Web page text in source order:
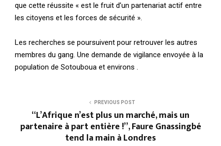
que cette réussite « est le fruit d’un partenariat actif entre
les citoyens et les forces de sécurité ».
Les recherches se poursuivent pour retrouver les autres
membres du gang. Une demande de vigilance envoyée à la
population de Sotouboua et environs .
PREVIOUS POST
“L’Afrique n’est plus un marché, mais un
partenaire à part entière !”, Faure Gnassingbé
tend la main à Londres